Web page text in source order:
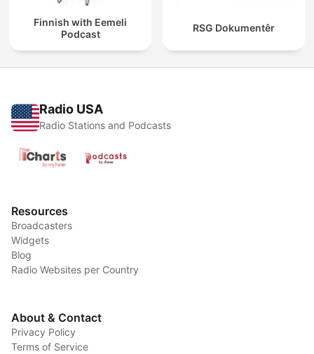
Finnish with Eemeli
Podcast
RSG Dokumentêr
Radio USA
Radio Stations and Podcasts
Resources
Broadcasters
Widgets
Blog
Radio Websites per Country
About & Contact
Privacy Policy
Terms of Service